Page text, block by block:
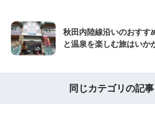
秋田内陸線沿いのおすす
と温泉を楽しむ旅はいか
同じカテゴリの記事